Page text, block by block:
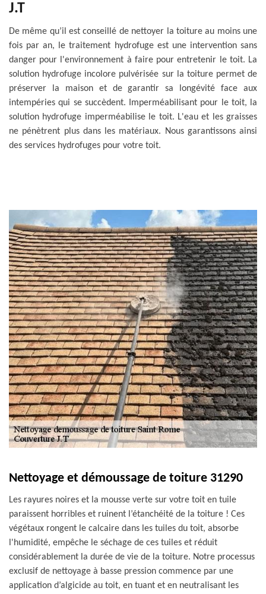
J.T
De même qu’il est conseillé de nettoyer la toiture au moins une
fois par an, le traitement hydrofuge est une intervention sans
danger pour l'environnement à faire pour entretenir le toit. La
solution hydrofuge incolore pulvérisée sur la toiture permet de
préserver la maison et de garantir sa longévité face aux
intempéries qui se succèdent. Imperméabilisant pour le toit, la
solution hydrofuge imperméabilise le toit. L'eau et les graisses
ne pénètrent plus dans les matériaux. Nous garantissons ainsi
des services hydrofuges pour votre toit.
Nettoyage et démoussage de toiture 31290
Les rayures noires et la mousse verte sur votre toit en tuile
paraissent horribles et ruinent l’étanchéité de la toiture ! Ces
végétaux rongent le calcaire dans les tuiles du toit, absorbe
l'humidité, empêche le séchage de ces tuiles et réduit
considérablement la durée de vie de la toiture. Notre processus
exclusif de nettoyage à basse pression commence par une
application d’algicide au toit, en tuant et en neutralisant les